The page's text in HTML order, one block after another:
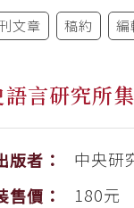
文章 稿約 編
語言研究所
版者：
中央研
售價：
180元